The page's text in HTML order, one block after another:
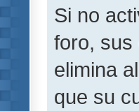
Si no
foro, sus
elimina
que su